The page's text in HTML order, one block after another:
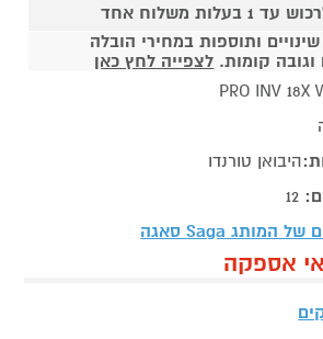
משלוח אחד
ותוספות במחירי הובלה
קומות. לצפייה לחץ כאן
PRO INV 18X
היבואן טורנדו
12
של המותג Saga סאגה
אספקה